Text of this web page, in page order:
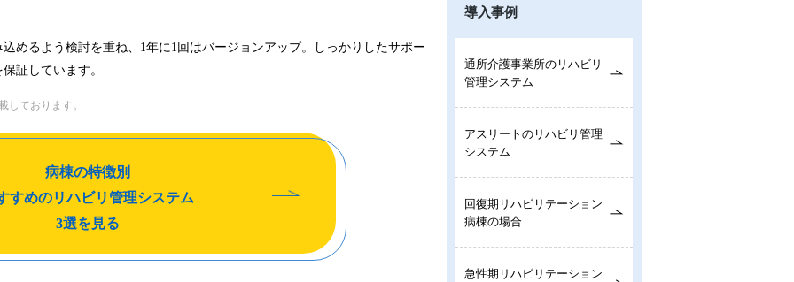
めるよう検討を重ね、1年に1回はバージョンアップ。しっかりしたサポー
証しています。
しております。
病棟の特徴別
すめのリハビリ管理システム
3選を見る
導入事例
通所介護事業所のリハビリ
管理システム
アスリートのリハビリ管理
システム
回復期リハビリテーション
病棟の場合
急性期リハビリテーション